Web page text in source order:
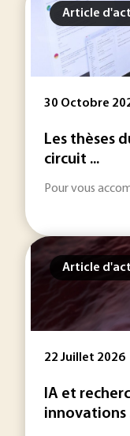
Article
30 Octobre
Les thèses
circuit ...
Pour vous
Article
22 Juillet 2026
IA et
innovations